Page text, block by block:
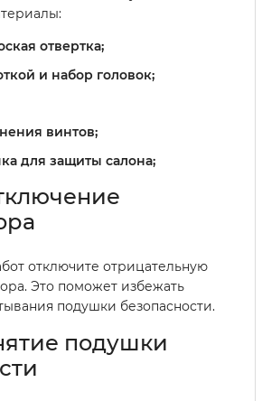
отвертка;
и набор головок;
винтов;
для защиты салона;
отключите отрицательную
Это поможет избежать
подушки безопасности.
подушки